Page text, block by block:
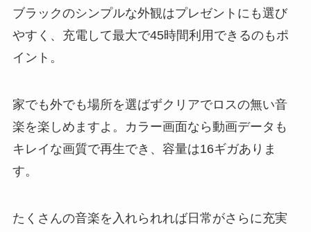
ブラックのシンプルな外観はプレゼントにも選び
やすく、充電して最大で45時間利用できるのもポ
イント。
家でも外でも場所を選ばずクリアでロスの無い音
楽を楽しめますよ。カラー画面なら動画データも
キレイな画質で再生でき、容量は16ギガありま
す。
たくさんの音楽を入れられれば日常がさらに充実